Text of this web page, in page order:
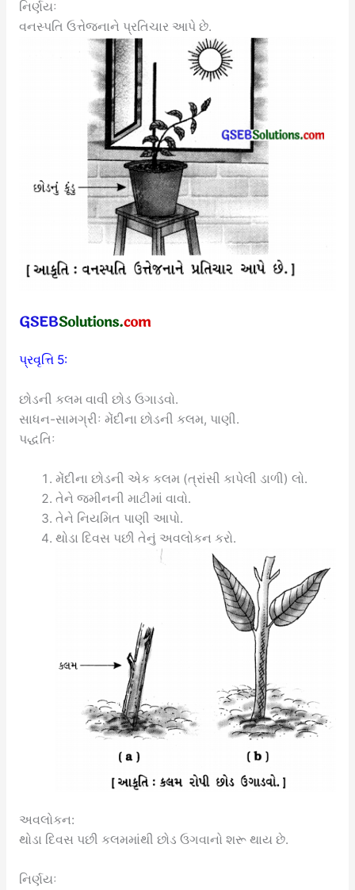
નિર્ણયઃ
વનસ્પતિ ઉત્તેજનાને પ્રતિચાર આપે છે.
પ્રવૃત્તિ 5:
છોડની કલમ વાવી છોડ ઉગાડવો.
સાધન-સામગ્રીઃ મેંદીના છોડની કલમ, પાણી.
પદ્ધતિઃ
મેંદીના છોડની એક કલમ (ત્રાંસી કાપેલી ડાળી) લો.
તેને જમીનની માટીમાં વાવો.
તેને નિયમિત પાણી આપો.
થોડા દિવસ પછી તેનું અવલોકન કરો.
અવલોકન:
થોડા દિવસ પછી કલમમાંથી છોડ ઉગવાનો શરૂ થાય છે.
નિર્ણયઃ